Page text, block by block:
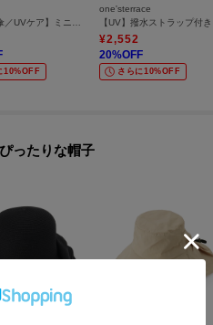
10%OFF
one'sterrace
¥2,552
20%OFF
さらに10%OFF
ったりな帽子